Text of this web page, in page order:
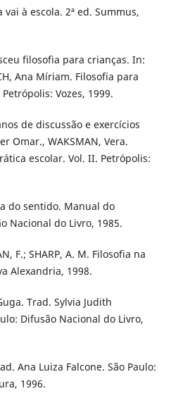
à escola. 2ª ed. Summus,
filosofia para crianças. In:
Ana Míriam. Filosofia para
Vozes, 1999.
de discussão e exercícios
Omar., WAKSMAN, Vera.
escolar. Vol. II. Petrópolis:
do sentido. Manual do
Nacional do Livro, 1985.
F.; SHARP, A. M. Filosofia na
Alexandria, 1998.
Trad. Sylvia Judith
Difusão Nacional do Livro,
Ana Luiza Falcone. São Paulo:
1996.